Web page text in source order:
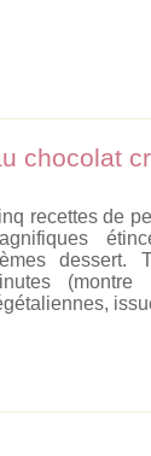
chocolat
recettes de
dessert.